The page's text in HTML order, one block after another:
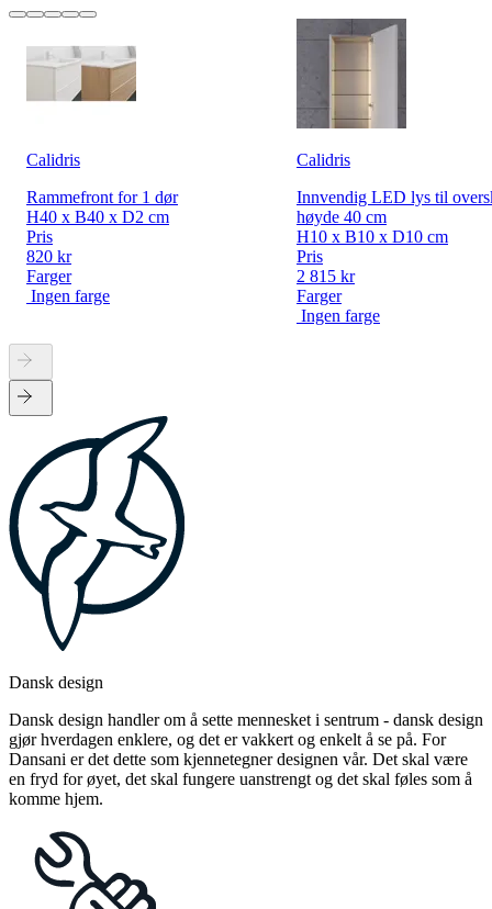
Calidris
Rammefront for 1 dør
H40 x B40 x D2 cm
Pris
820 kr
Farger
Ingen farge
Calidris
Innvendig LED lys til
høyde 40 cm
H10 x B10 x D10 cm
Pris
2 815 kr
Farger
Ingen farge
Dansk design
Dansk design handler om å sette mennesket i sentrum - dansk design
gjør hverdagen enklere, og det er vakkert og enkelt å se på. For
Dansani er det dette som kjennetegner designen vår. Det skal være
en fryd for øyet, det skal fungere uanstrengt og det skal føles som å
komme hjem.